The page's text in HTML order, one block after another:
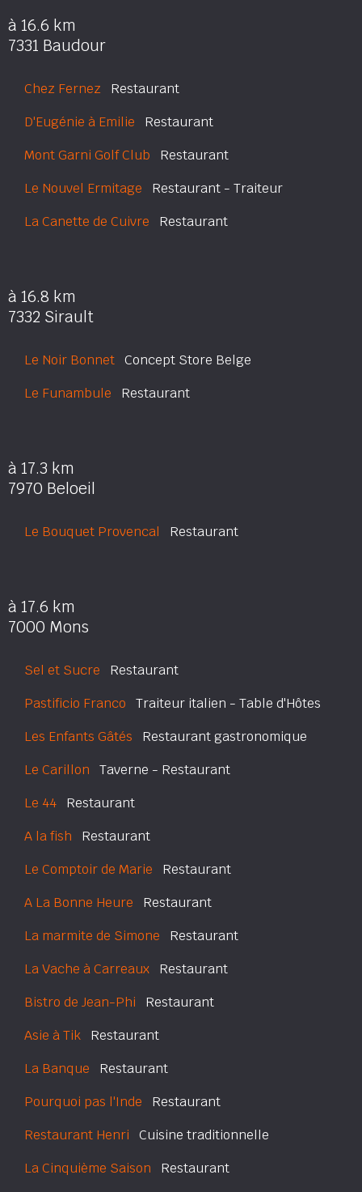
à 16.6 km
7331 Baudour
Chez Fernez Restaurant
D'Eugénie à Emilie Restaurant
Mont Garni Golf Club Restaurant
Le Nouvel Ermitage Restaurant - Traiteur
La Canette de Cuivre Restaurant
à 16.8 km
7332 Sirault
Le Noir Bonnet Concept Store Belge
Le Funambule Restaurant
à 17.3 km
7970 Beloeil
Le Bouquet Provencal Restaurant
à 17.6 km
7000 Mons
Sel et Sucre Restaurant
Pastificio Franco Traiteur italien - Table d'Hôtes
Les Enfants Gâtés Restaurant gastronomique
Le Carillon Taverne - Restaurant
Le 44 Restaurant
A la fish Restaurant
Le Comptoir de Marie Restaurant
A La Bonne Heure Restaurant
La marmite de Simone Restaurant
La Vache à Carreaux Restaurant
Bistro de Jean-Phi Restaurant
Asie à Tik Restaurant
La Banque Restaurant
Pourquoi pas l'Inde Restaurant
Restaurant Henri Cuisine traditionnelle
La Cinquième Saison Restaurant